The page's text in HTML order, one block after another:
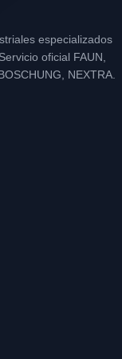
especializados
oficial FAUN,
NEXTRA.